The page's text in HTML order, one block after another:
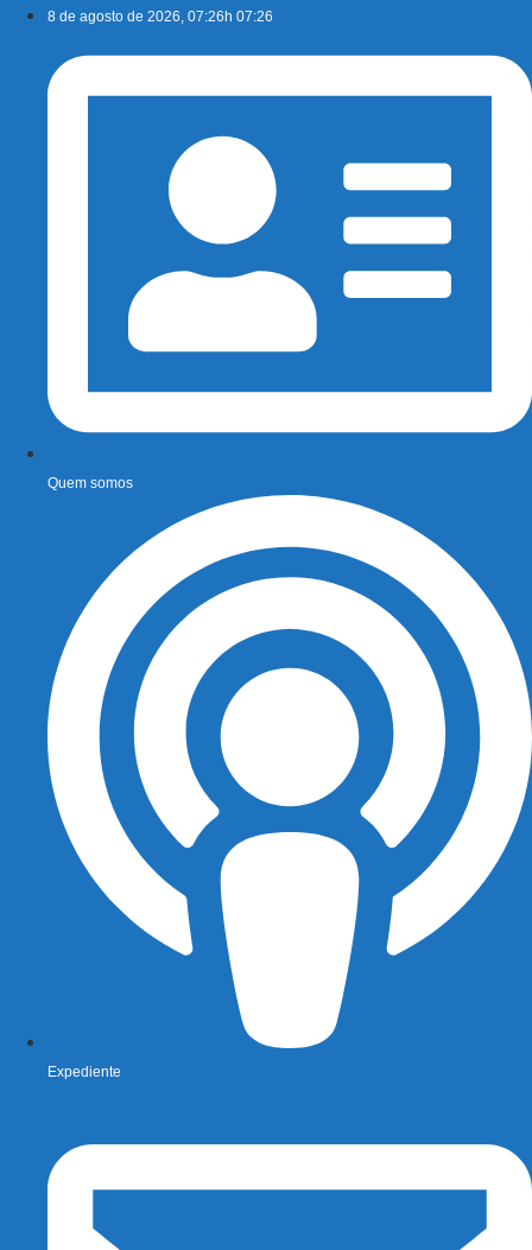
conteúdo
8 de agosto de 2026, 07:26h 07:26
Quem somos
Expediente